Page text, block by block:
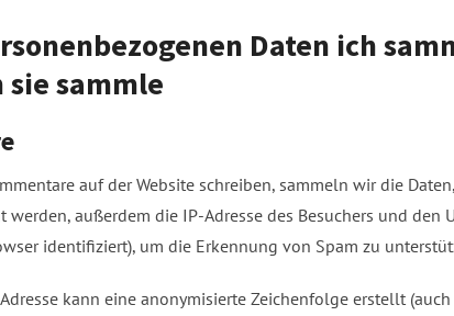
Daten ich
sammle
auf der Website schreiben, sammeln wir die
werden, außerdem die IP-Adresse des Besuchers und den
identifiziert), um die Erkennung von Spam zu
kann eine anonymisierte Zeichenfolge erstellt